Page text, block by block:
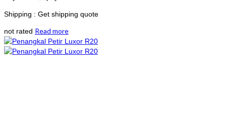
Shipping : Get shipping quote
not rated Read more